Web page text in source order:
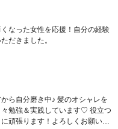
なった女性を応援！自分の経験
だきました。
ら自分磨き中♪ 髪のオシャレを
勉強＆実践しています♡ 役立つ
頑張ります！よろしくお願いし